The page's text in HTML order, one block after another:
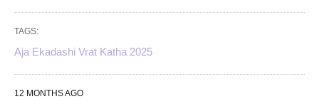
TAGS:
Aja Ekadashi Vrat Katha 2025
12 MONTHS AGO